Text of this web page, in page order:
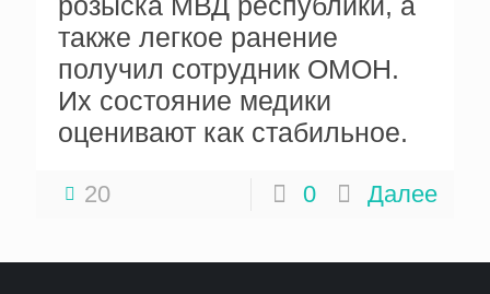
также легкое ранение
получил сотрудник ОМОН.
Их состояние медики
оценивают как стабильное.
20 0 Далее